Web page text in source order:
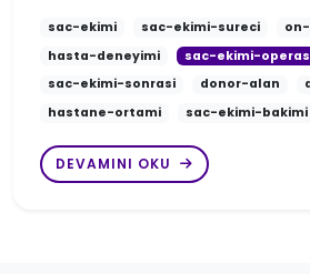
sac-ekimi sac-ekimi-sureci
hasta-deneyimi
sac-ekimi-
sac-ekimi-sonrasi
donor-alan
hastane-ortami
sac-ekimi-bakimi
DEVAMINI OKU